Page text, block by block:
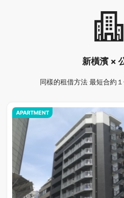
新橫濱 ×
同樣的租借方法 最短合約
APARTMENT